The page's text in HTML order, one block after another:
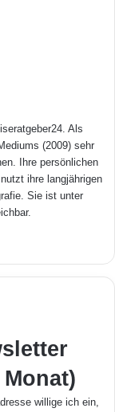
Als
(2009) sehr
Ihre persönlichen
ihre langjährigen
Sie ist unter
willige ich ein,